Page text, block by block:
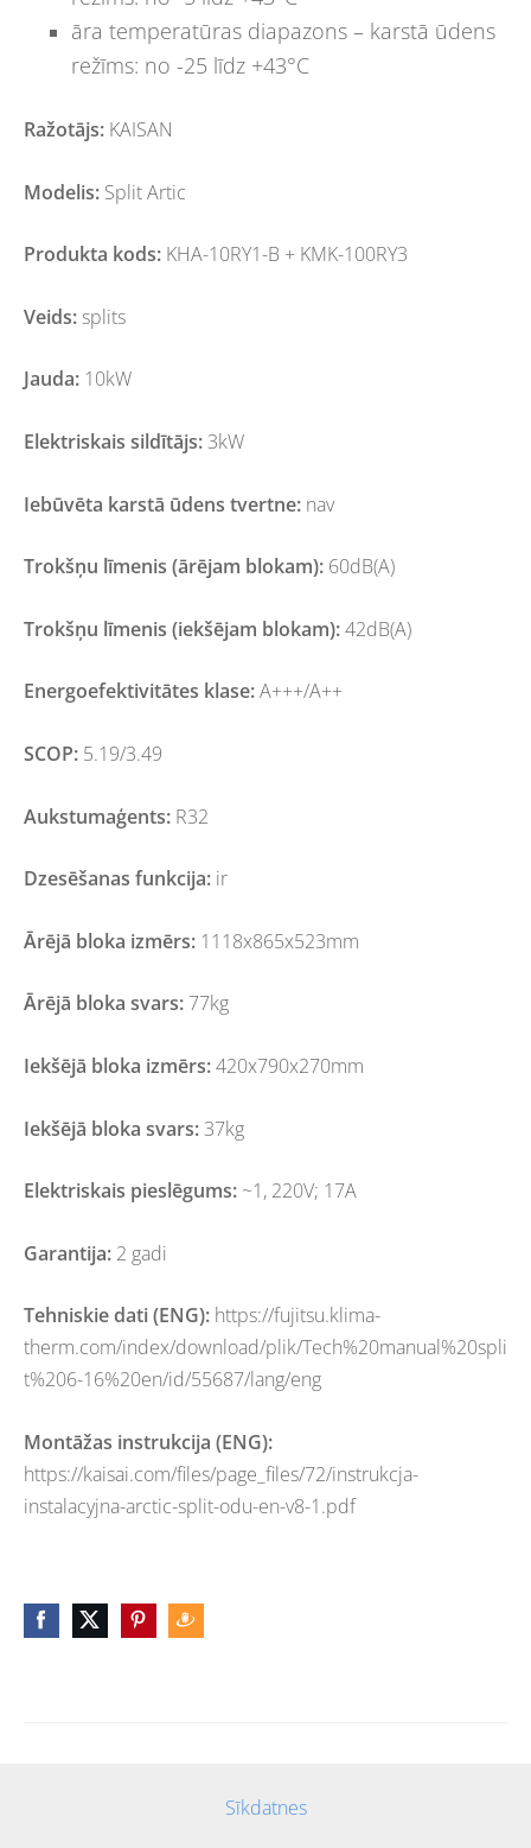
āra temperatūras diapazons – karstā ūdens
režīms: no -25 līdz +43°C
Ražotājs: KAISAN
Modelis: Split Artic
Produkta kods: KHA-10RY1-B + KMK-100RY3
Veids: splits
Jauda: 10kW
Elektriskais sildītājs: 3kW
Iebūvēta karstā ūdens tvertne: nav
Trokšņu līmenis (ārējam blokam): 60dB(A)
Trokšņu līmenis (iekšējam blokam):42dB(A)
Energoefektivitātes klase:A+++/A++
SCOP: 5.19/3.49
Aukstumaģents: R32
Dzesēšanas funkcija: ir
Ārējā bloka izmērs: 1118x865x523mm
Ārējā bloka svars: 77kg
Iekšējā bloka izmērs:420x790x270mm
Iekšējā bloka svars: 37kg
Elektriskais pieslēgums: ~1, 220V; 17A
Garantija: 2 gadi
Tehniskie dati (ENG): https://fujitsu.klima-
therm.com/index/download/plik/Tech%20manual%20spli
t%206-16%20en/id/55687/lang/eng
Montāžas instrukcija (ENG):
https://kaisai.com/files/page_files/72/instrukcja-
instalacyjna-arctic-split-odu-en-v8-1.pdf
Sīkdatnes